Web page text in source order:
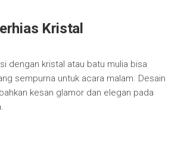
Kristal
dengan kristal atau batu mulia bisa
sempurna untuk acara malam. Desain
kesan glamor dan elegan pada